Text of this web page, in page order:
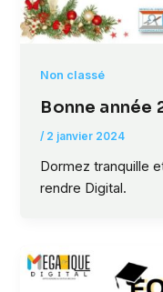
Non classé
Bonne année
/ 2 janvier 2024
Dormez tranquille
rendre Digital.